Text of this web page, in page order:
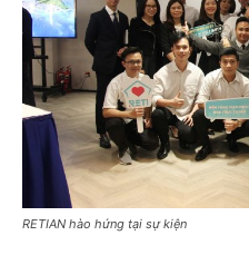
RETIAN hào hứng tại sự kiện